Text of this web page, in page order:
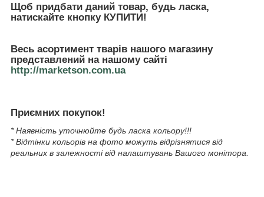
Щоб придбати даний товар, будь ласка,
натискайте кнопкуКУПИТИ!
Весь асортимент тварів нашого магазину
представлений на нашому сайті
http://marketson.com.ua
Приємних покупок!
* Наявність уточнюйте будь ласка кольору!!!
* Відтінки кольорів на фото можуть відрізнятися від
реальних в залежності від налаштувань Вашого монітора.